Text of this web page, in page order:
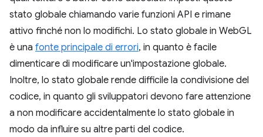
stato globale chiamando varie funzioni API e rimane
attivo finché non lo modifichi. Lo stato globale in WebGL
è una fonte principale di errori, in quanto è facile
dimenticare di modificare un'impostazione globale.
Inoltre, lo stato globale rende difficile la condivisione del
codice, in quanto gli sviluppatori devono fare attenzione
a non modificare accidentalmente lo stato globale in
modo da influire su altre parti del codice.